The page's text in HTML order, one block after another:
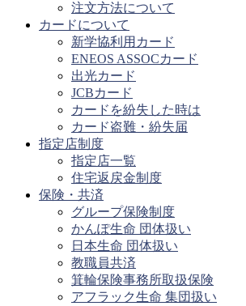
注文方法について
カードについて
新学協利用カード
ENEOS ASSOCカード
出光カード
JCBカード
カードを紛失した時は
カード盗難・紛失届
指定店制度
指定店一覧
住宅返戻金制度
保険・共済
グループ保険制度
かんぽ生命 団体扱い
日本生命 団体扱い
教職員共済
箕輪保険事務所取扱保険
アフラック生命 集団扱い